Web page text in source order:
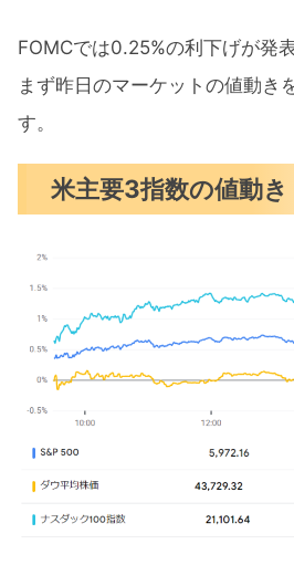
S&P500チャート分析
米国市場のトピックス
任しない
新規失業保険申請件
11月の注目イベント
まとめ
FOMCでは0.25%の利下げが発
まず昨日のマーケットの値動き
す。
米主要3指数の値動き